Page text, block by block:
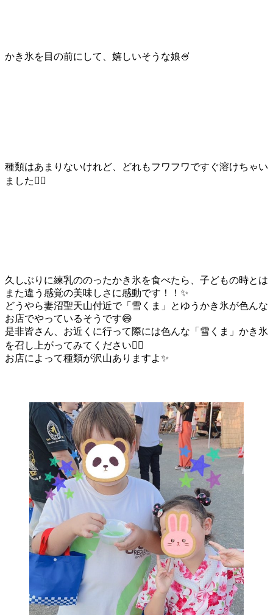
かき氷を目の前にして、嬉しいそうな娘🍧
種類はあまりないけれど、どれもフワフワですぐ溶けちゃい
ました♡⃛
久しぶりに練乳ののったかき氷を食べたら、子どもの時とは
また違う感覚の美味しさに感動です！！✨
どうやら妻沼聖天山付近で「雪くま」とゆうかき氷が色んな
お店でやっているそうです😄
是非皆さん、お近くに行って際には色んな「雪くま」かき氷
を召し上がってみてください♡⃛
お店によって種類が沢山ありますよ✨